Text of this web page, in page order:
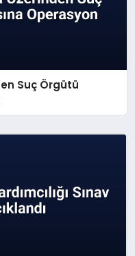
Suç Örgütü